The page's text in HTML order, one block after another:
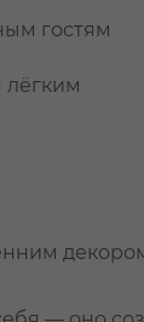
гостям
лёгким